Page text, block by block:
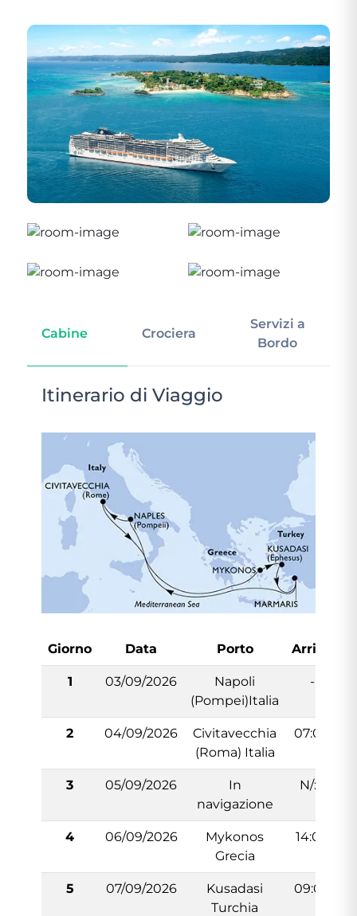
Cabine Crociera
Servizi a
Bordo
Itinerario di Viaggio
Giorno Data Porto Arrivo
1 03/09/2026
Napoli
(Pompei)Italia
-
2 04/09/2026
Civitavecchia
(Roma) Italia
07:00
3 05/09/2026
In
navigazione
N/:A
4 06/09/2026
Mykonos
Grecia
14:00
5 07/09/2026
Kusadasi
Turchia
09:00